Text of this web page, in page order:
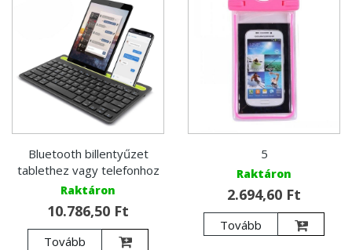
Bluetooth billentyűzet
tablethez vagy telefonhoz
Raktáron
10.786,50 Ft
Tovább
5
Raktáron
2.694,60 Ft
Tovább